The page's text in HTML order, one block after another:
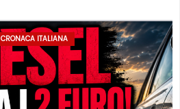
CRONACA ITALIANA